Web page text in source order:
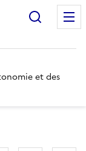
et des